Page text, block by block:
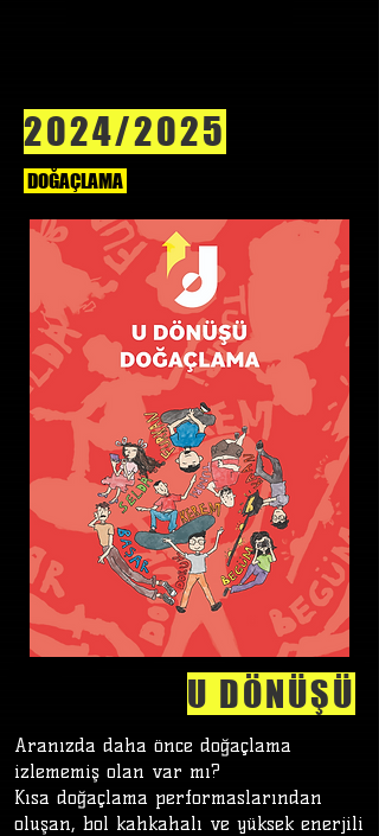
2024/2025
DOĞAÇLAMA
U DÖNÜŞÜ
Aranızda daha önce doğaçlama
izlememiş olan var mı?
Kısa doğaçlama performaslarından
oluşan, bol kahkahalı ve yüksek enerjili